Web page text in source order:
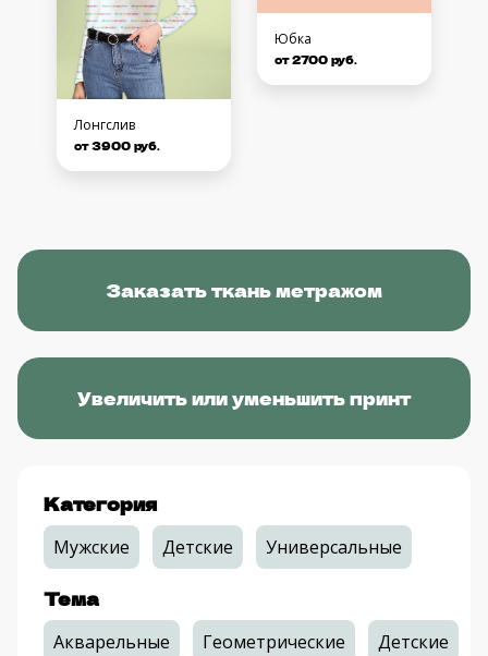
Лонгслив
от 3900 руб.
Юбка
от 2700 руб.
Заказать ткань метражом
Увеличить или уменьшить принт
Категория
Мужские Детские Универсальные
Тема
Акварельные Геометрические Детские